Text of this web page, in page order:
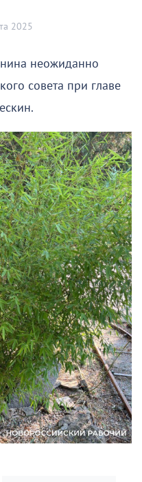
2025
неожиданно
совета при главе